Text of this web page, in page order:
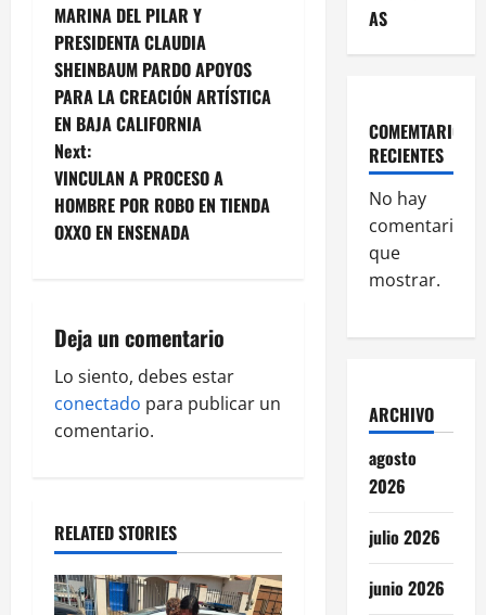
o
s
t
n
a
v
g
a
t
o
n
MARINA DEL PILAR Y
PRESIDENTA CLAUDIA
SHEINBAUM PARDO APOYOS
PARA LA CREACIÓN ARTÍSTICA
EN BAJA CALIFORNIA
Next:
VINCULAN A PROCESO A
HOMBRE POR ROBO EN TIENDA
OXXO EN ENSENADA
Deja un comentario
Lo siento, debes estar
conectado para publicar un
comentario.
RELATED STORIES
AS
COMEMTARIOS
RECIENTES
No hay
comentarios
que
mostrar.
ARCHIVO
agosto
2026
julio 2026
junio 2026